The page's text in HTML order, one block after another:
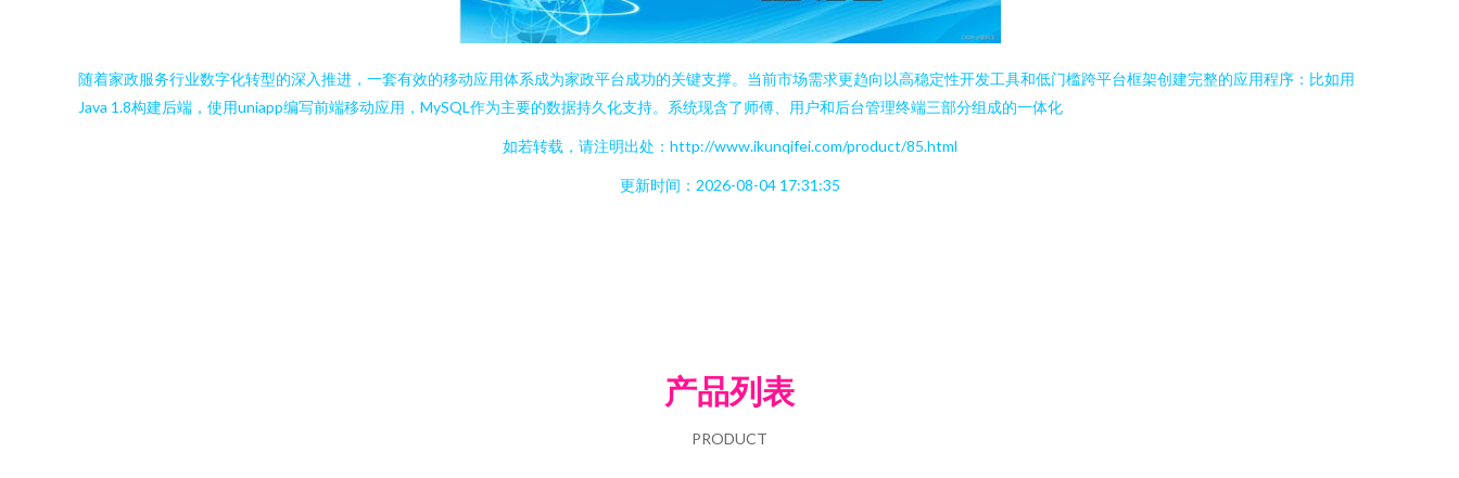
随着家政服务行业数字化转型的深入推进，一套有效的移动应用体系成为家政平台成功的关键支撑。当前市场需求更趋向以高稳定性开发工具和低门槛跨平台框架创建完整的应用程序：比如用
Java 1.8构建后端，使用uniapp编写前端移动应用，MySQL作为主要的数据持久化支持。系统现含了师傅、用户和后台管理终端三部分组成的一体化
如若转载，请注明出处：http://www.ikunqifei.com/product/85.html
更新时间：2026-08-04 17:31:35
产品列表
PRODUCT